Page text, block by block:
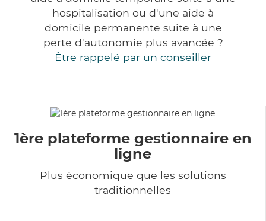
hospitalisation ou d'une aide à
domicile permanente suite à une
perte d'autonomie plus avancée ?
Être rappelé par un conseiller
1ère plateforme gestionnaire en
ligne
Plus économique que les solutions
traditionnelles